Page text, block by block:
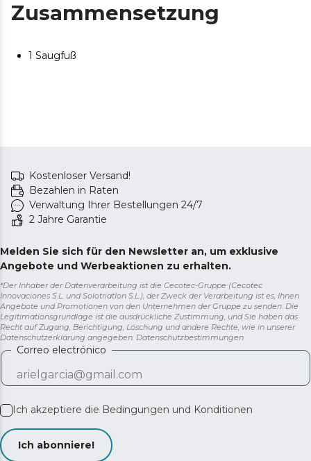
Zusammensetzung
1 Saugfuß
Kostenloser Versand!
Bezahlen in Raten
Verwaltung Ihrer Bestellungen 24/7
2 Jahre Garantie
Melden Sie sich für den Newsletter an, um exklusive
Angebote und Werbeaktionen zu erhalten.
*Der Inhaber der Datenverarbeitung ist die Cecotec-Gruppe (Cecotec
Innovaciones S.L. und Solotriatlon S.L.), der Zweck der Verarbeitung ist es, Ihnen
Angebote und Promotionen von den Unternehmen der Gruppe zu senden. Die
Legitimationsgrundlage ist die ausdrückliche Zustimmung, und Sie haben das
Recht auf Zugang, Berichtigung, Löschung und andere Rechte, wie in unserer
Datenschutzerklärung angegeben. Datenschutzbestimmungen
Correo electrónico
Ich akzeptiere die Bedingungen und Konditionen
Ich abonniere!